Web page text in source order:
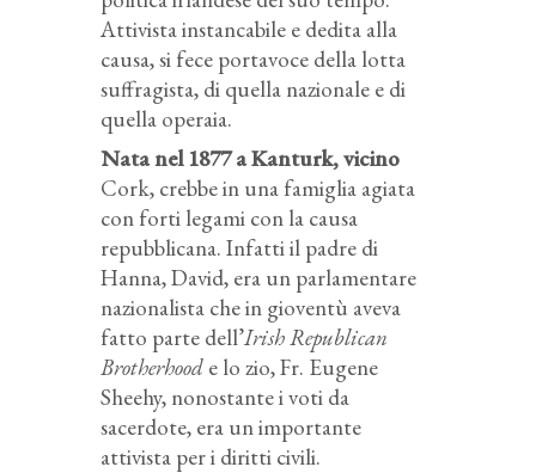
Attivista instancabile e dedita alla
causa, si fece portavoce della lotta
suffragista, di quella nazionale e di
quella operaia.
Nata nel 1877 a Kanturk, vicino
Cork, crebbe in una famiglia agiata
con forti legami con la causa
repubblicana. Infatti il padre di
Hanna, David, era un parlamentare
nazionalista che in gioventù aveva
fatto parte dell’Irish Republican
Brotherhood e lo zio, Fr. Eugene
Sheehy, nonostante i voti da
sacerdote, era un importante
attivista per i diritti civili.